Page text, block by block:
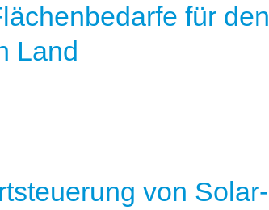
für den
Land
von Solar-